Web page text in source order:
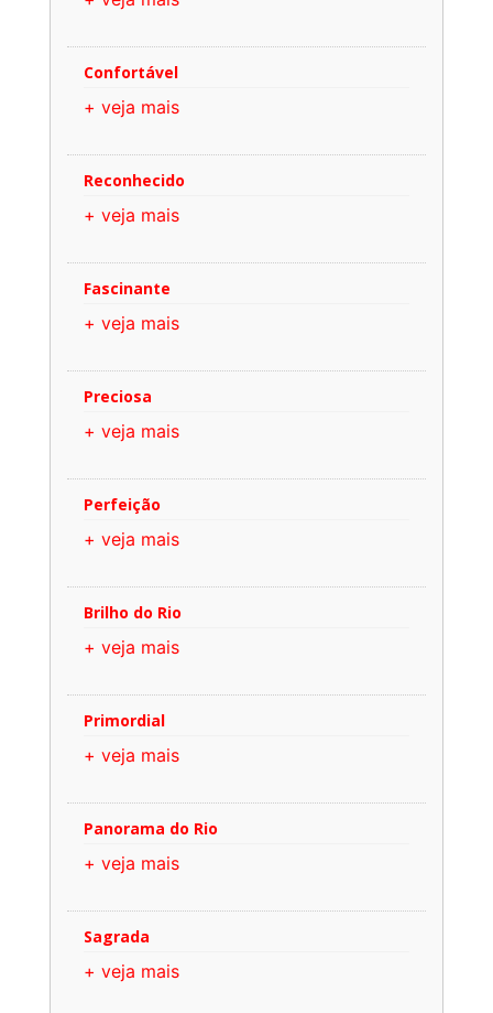
Confortável
+ veja mais
Reconhecido
+ veja mais
Fascinante
+ veja mais
Preciosa
+ veja mais
Perfeição
+ veja mais
Brilho do Rio
+ veja mais
Primordial
+ veja mais
Panorama do Rio
+ veja mais
Sagrada
+ veja mais